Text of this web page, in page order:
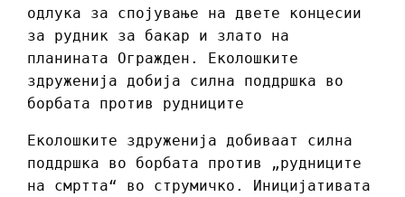
одлука за спојување на двете концесии
за рудник за бакар и злато на
планината Огражден. Еколошките
здруженија добија силна поддршка во
борбата против рудниците
Еколошките здруженија добиваат силна
поддршка во борбата против „рудниците
на смртта“ во струмичко. Иницијативата